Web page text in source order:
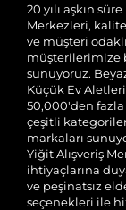
20 yılı aşkın
Merkezleri,
ve müşteri
müşterilerimize
sunuyoruz.
Küçük Ev
50,000'den
çeşitli
markaları
Yiğit Alışveriş
ihtiyaçlarına
ve peşinatsız
seçenekleri ile